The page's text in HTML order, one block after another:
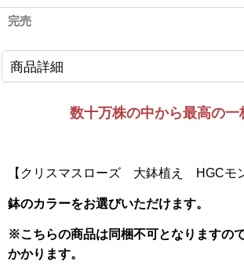
完売
商品詳細
数十万株の中から最高の一
【クリスマスローズ 大鉢植え HGCモ
鉢のカラーをお選びいただけます。
※こちらの商品は同梱不可となりますの
かかります。